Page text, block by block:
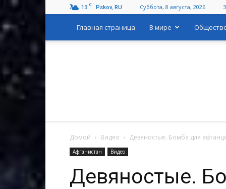
13 C Pskov, RU Суббота, 8 августа, 2026
Главная страница В мире
Домой Видео Девяностые. Бомба для
Афганистан Видео
Девяностые.